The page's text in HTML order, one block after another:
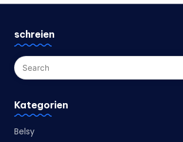
schreien
Kategorien
Belsy